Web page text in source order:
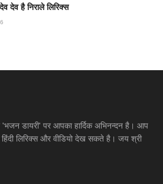
देव है निराले लिरिक्स
'भजन डायरी' पर आपका हार्दिक अभिनन्दन है। आप
लिरिक्स और वीडियो देख सकते है। जय श्री